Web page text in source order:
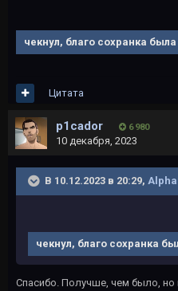
чекнул, благо сохранка
Цитата
p1cador 6 980
10 декабря, 2023
В 10.12.2023 в 20:29,
чекнул, благо сохранка
Спасибо. Получше, чем было, но